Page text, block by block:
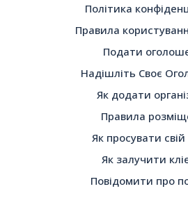
Політика
Правила
Подати
Надішліть Своє
Як додати
Правила
Як просувати свій
Як залучити
Повідомити про